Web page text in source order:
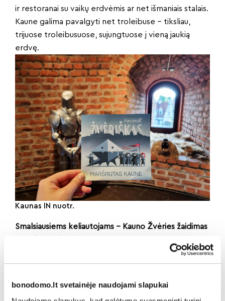
bonodomo.lt svetainėje naudojami slapukai
ir restoranai su vaikų erdvėmis ar net išmaniais stalais.
Kaune galima pavalgyti net troleibuse – tiksliau,
trijuose troleibusuose, sujungtuose į vieną jaukią
erdvę.
Kaunas IN nuotr.
Smalsiausiems keliautojams – Kauno Žvėries žaidimas
Naujajame žvėriškai įdomiame žemėlapyje atsirado
vietos ir visą šeimą įtraukiančiam Kauno Žvėries
mitinės būtybės rekomenduojamus muziejus,